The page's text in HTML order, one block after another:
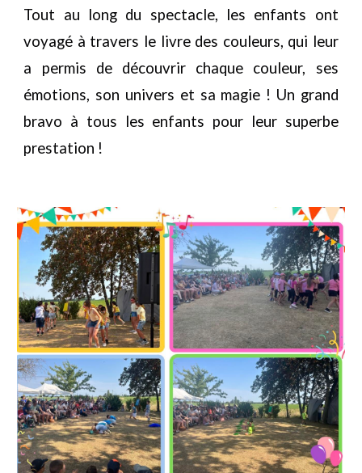
Tout au long du spectacle, les enfants ont
voyagé à travers le livre des couleurs, qui leur
a permis de découvrir chaque couleur, ses
émotions, son univers et sa magie ! Un grand
bravo à tous les enfants pour leur superbe
prestation !